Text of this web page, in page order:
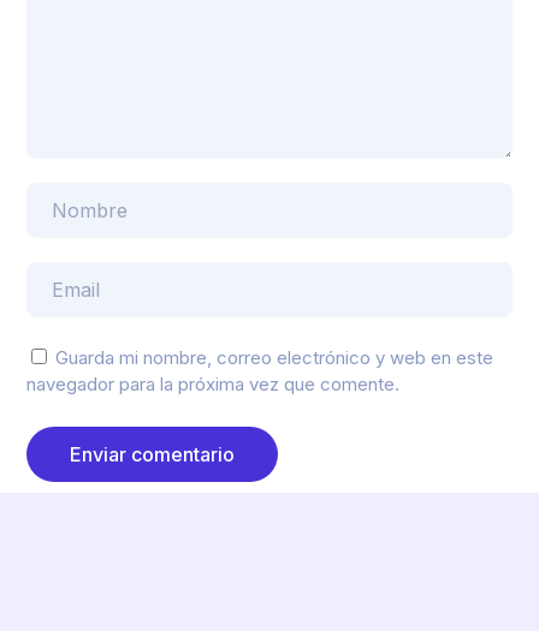
Guarda mi nombre, correo electrónico y web en este
navegador para la próxima vez que comente.